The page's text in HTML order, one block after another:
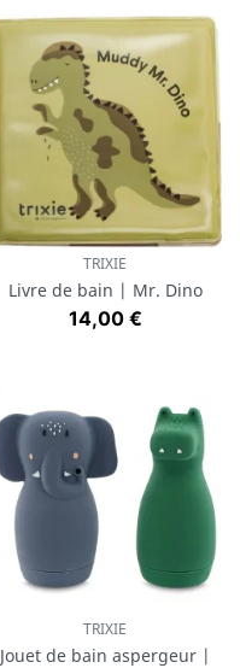
TRIXIE
Livre de bain | Mr. Dino
Prix
14,00 €
TRIXIE
Jouet de bain aspergeur |